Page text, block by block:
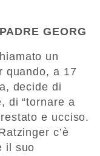
GEORG
un
quando, a 17
decide di
di “tornare a
e ucciso.
c’è
il suo